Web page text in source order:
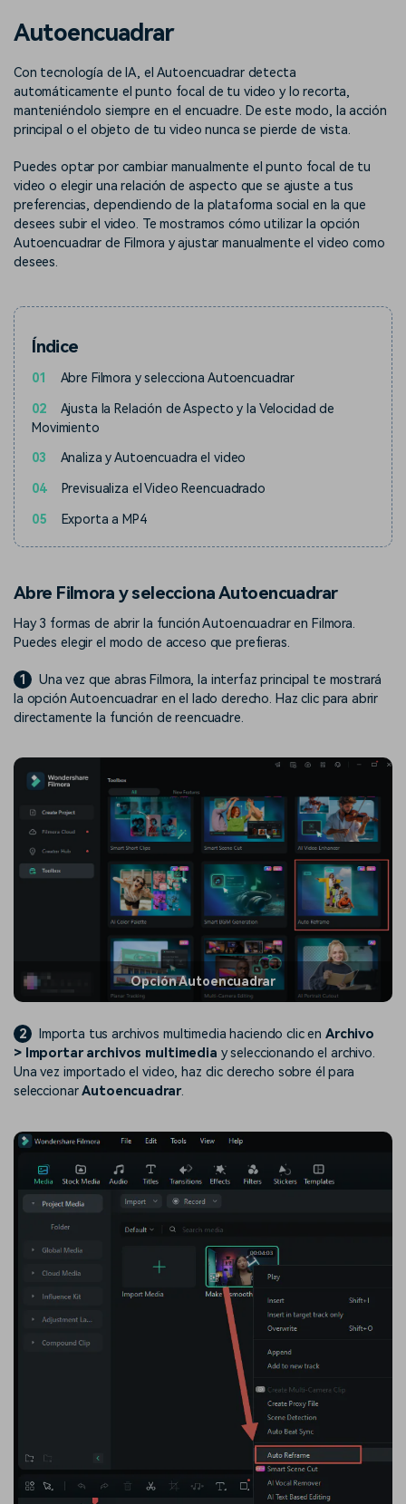
Inspírate con Filmora
usuarios crean con Filmora
trucos, queremos ayudarte a
crecer e inspirar tu próximo
video
Centro de creadores
Muestra tu creatividad sin
límites con el Centro de
creadores
Plantillas en español
Explora las plantillas de video
editables diseñadas para
creadores de habla hispana.
Contenido destacado
Afíliate
Consigue una afiliación a
nivel empresarial
Conocimiento
Autoencuadrar
Con tecnología de IA, el Autoencuadrar detecta
automáticamente el punto focal de tu video y lo recorta,
manteniéndolo siempre en el encuadre. De este modo, la acción
principal o el objeto de tu video nunca se pierde de vista.
Puedes optar por cambiar manualmente el punto focal de tu
video o elegir una relación de aspecto que se ajuste a tus
preferencias, dependiendo de la plataforma social en la que
desees subir el video. Te mostramos cómo utilizar la opción
Autoencuadrar de Filmora y ajustar manualmente el video como
desees.
Índice
01 Abre Filmora y selecciona Autoencuadrar
02
Ajusta la Relación de Aspecto y la Velocidad de
Movimiento
03 Analiza y Autoencuadra el video
04 Previsualiza el Video Reencuadrado
05 Exporta a MP4
Abre Filmora y selecciona Autoencuadrar
Hay 3 formas de abrir la función Autoencuadrar en Filmora.
Puedes elegir el modo de acceso que prefieras.
1
Una vez que abras Filmora, la interfaz principal te mostrará
la opción Autoencuadrar en el lado derecho. Haz clic para abrir
directamente la función de reencuadre.
Opción Autoencuadrar
2 Importa tus archivos multimedia haciendo clic en Archivo
> Importar archivos multimedia y seleccionando el archivo.
Una vez importado el video, haz clic derecho sobre él para
seleccionarAutoencuadrar.